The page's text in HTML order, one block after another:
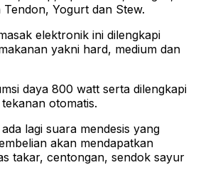
Yogurt dan Stew.
elektronik ini dilengkapi
yakni hard, medium dan
daya 800 watt serta dilengkapi
otomatis.
lagi suara mendesis yang
akan mendapatkan
takar, centongan, sendok sayur